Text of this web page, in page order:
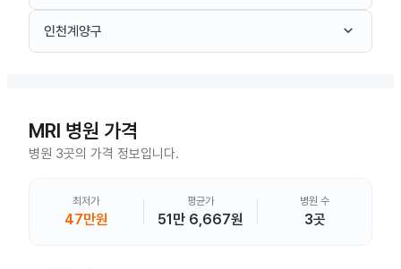
인천계양구 keyboard_arrow_down
MRI 병원 가격
병원 3곳의 가격 정보입니다.
최저가
47만원
평균가
51만 6,667원
병원 수
3곳